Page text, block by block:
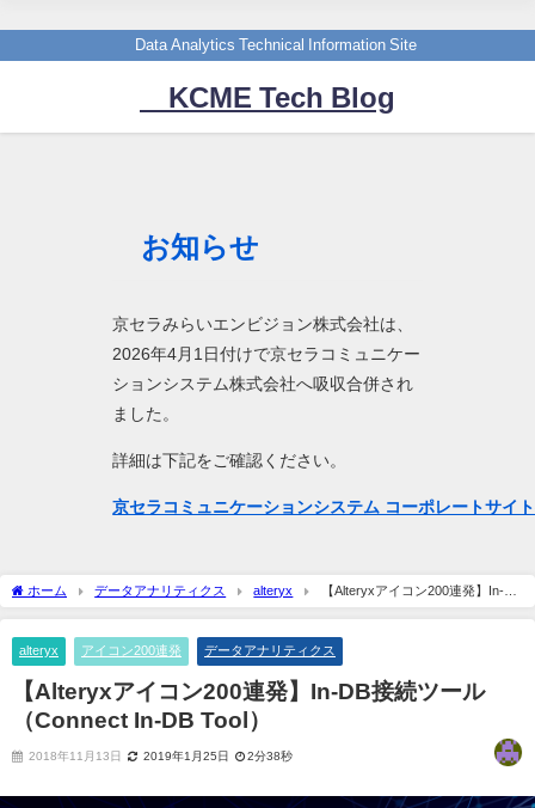
Data Analytics Technical Information Site
KCME Tech Blog
お知らせ
京セラみらいエンビジョン株式会社は、
2026年4月1日付けで京セラコミュニケー
ションシステム株式会社へ吸収合併され
ました。
詳細は下記をご確認ください。
京セラコミュニケーションシステム コーポレートサイ
ホーム データアナリティクス alteryx
【Alteryxアイコン200連発】In-DB
接続ツール（Connect In-DB Tool）
alteryx アイコン200連発 データアナリティクス
【Alteryxアイコン200連発】In-DB接続ツール
（Connect In-DB Tool）
2018年11月13日 2019年1月25日 2分38秒